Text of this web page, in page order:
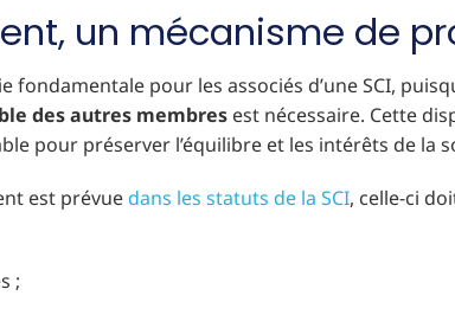
un mécanisme de
fondamentale pour les associés d’une SCI,
des autres membres est nécessaire. Cette
pour préserver l’équilibre et les intérêts de la
est prévue dans les statuts de la SCI, celle-ci
;